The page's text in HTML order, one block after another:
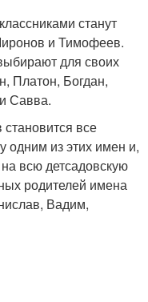
станут
и Тимофеев.
для своих
Платон, Богдан,
Савва.
все
одним из этих имен и,
всю детсадовскую
родителей имена
Вадим,